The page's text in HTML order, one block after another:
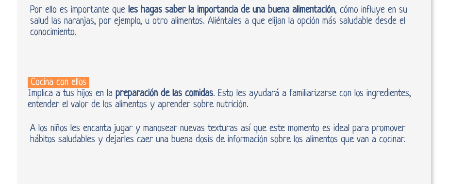
Por ello es importante que les hagas saber la importancia de una buena alimentación, cómo influye en su
salud las naranjas, por ejemplo, u otro alimentos. Aliéntales a que elijan la opción más saludable desde el
conocimiento.
Cocina con ellos
Implica a tus hijos en la preparación de las comidas. Esto les ayudará a familiarizarse con los ingredientes,
entender el valor de los alimentos y aprender sobre nutrición.
A los niños les encanta jugar y manosear nuevas texturas así que este momento es ideal para promover
hábitos saludables y dejarles caer una buena dosis de información sobre los alimentos que van a cocinar.